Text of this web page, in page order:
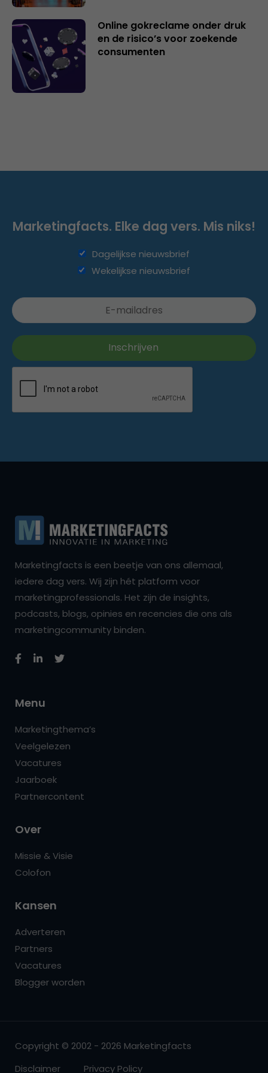
Online gokreclame onder druk
en de risico’s voor zoekende
consumenten
Marketingfacts. Elke dag vers. Mis niks!
Dagelijkse nieuwsbrief
Wekelijkse nieuwsbrief
Marketingfacts is een beetje van ons allemaal,
iedere dag vers. Wij zijn hét platform voor
marketingprofessionals. Het zijn de insights,
podcasts, blogs, opinies en recencies die ons als
marketingcommunity binden.
Menu
Marketingthema’s
Veelgelezen
Vacatures
Jaarboek
Partnercontent
Over
Missie & Visie
Colofon
Kansen
Adverteren
Partners
Vacatures
Blogger worden
Copyright © 2002 - 2026 Marketingfacts
Disclaimer
Privacy Policy